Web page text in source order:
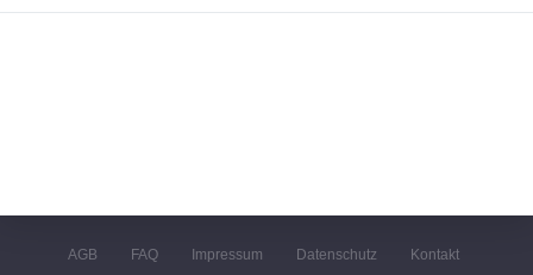
AGB FAQ Impressum Datenschutz Kontakt